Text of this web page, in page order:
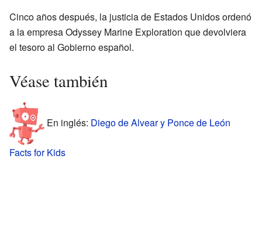
Cinco años después, la justicia de Estados Unidos ordenó
a la empresa Odyssey Marine Exploration que devolviera
el tesoro al Gobierno español.
Véase también
En inglés: Diego de Alvear y Ponce de León
Facts for Kids